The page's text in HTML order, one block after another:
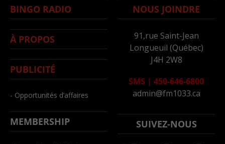
BINGO RADIO
À PROPOS
PUBLICITÉ
- Opportunités d’affaires
MEMBERSHIP
NOUS JOINDRE
91,rue Saint-Jean
Longueuil (Québec)
J4H 2W8
SMS | 450-646-6800
admin@fm1033.ca
SUIVEZ-NOUS